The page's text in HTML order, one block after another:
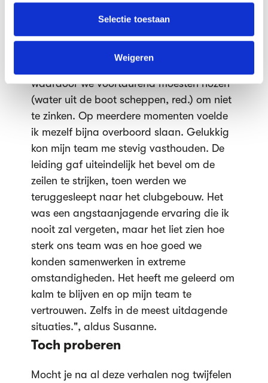
informatie die je aan ze hebt verstrekt of die ze hebben
verzameld op basis van jouw gebruik van hun services.
We werken samen met63 derdendie uw gegevens
kunnen ontvangen en verwerken.
Selectie toestaan
Weigeren
"Tijdens mijn tijd als zeeverkenner mocht ik
met mijn meidenboot het water op. Het
enorme meer werd geteisterd door regen,
onweer en krachtige windstoten. Onze
waardoor we voortdurend moesten hozen
(water uit de boot scheppen, red.) om niet
te zinken. Op meerdere momenten voelde
ik mezelf bijna overboord slaan. Gelukkig
kon mijn team me stevig vasthouden. De
leiding gaf uiteindelijk het bevel om de
zeilen te strijken, toen werden we
teruggesleept naar het clubgebouw. Het
was een angstaanjagende ervaring die ik
nooit zal vergeten, maar het liet zien hoe
sterk ons team was en hoe goed we
konden samenwerken in extreme
omstandigheden. Het heeft me geleerd om
kalm te blijven en op mijn team te
vertrouwen. Zelfs in de meest uitdagende
situaties.", aldus Susanne.
Toch proberen
Mocht je na al deze verhalen nog twijfelen